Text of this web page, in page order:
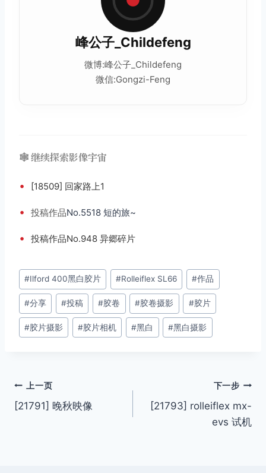
峰公子_Childefeng
微博:峰公子_Childefeng
微信:Gongzi-Feng
🕸️ 继续探索影像宇宙
• [18509] 回家路上1
• 投稿作品No.5518 短的旅~
• 投稿作品No.948 异郷碎片
文
章
标
签：
#Ilford 400黑白胶片 #Rolleiflex SL66 #作品
#分享 #投稿 #胶卷 #胶卷摄影 #胶片
#胶片摄影 #胶片相机 #黑白 #黑白摄影
文
章
上一页
[21791] 晚秋映像
下一步
[21793] rolleiflex mx-
evs 试机